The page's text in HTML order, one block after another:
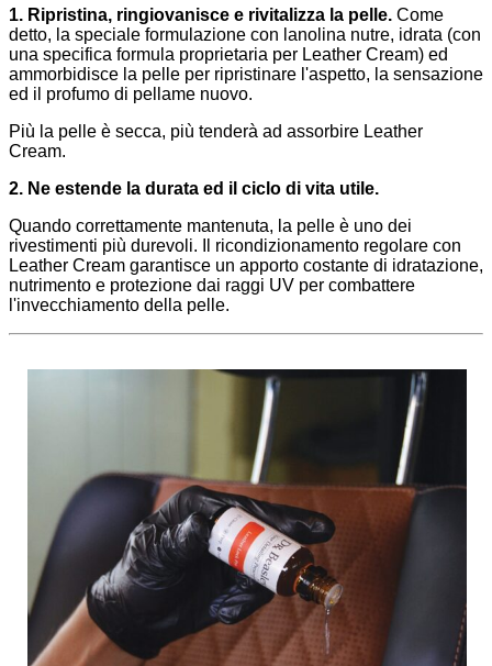
1. Ripristina, ringiovanisce e rivitalizza la pelle. Come
detto, la speciale formulazione con lanolina nutre, idrata (con
una specifica formula proprietaria per Leather Cream) ed
ammorbidisce la pelle per ripristinare l'aspetto, la sensazione
ed il profumo di pellame nuovo.
Più la pelle è secca, più tenderà ad assorbire Leather
Cream.
2. Ne estende la durata ed il ciclo di vita utile.
Quando correttamente mantenuta, la pelle è uno dei
rivestimenti più durevoli. Il ricondizionamento regolare con
Leather Cream garantisce un apporto costante di idratazione,
nutrimento e protezione dai raggi UV per combattere
l'invecchiamento della pelle.